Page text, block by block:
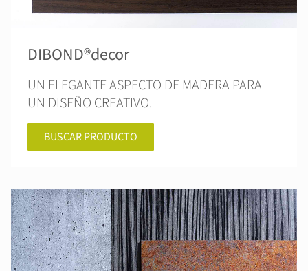
DIBOND®decor
UN ELEGANTE ASPECTO DE MADERA PARA
UN DISEÑO CREATIVO.
BUSCAR PRODUCTO